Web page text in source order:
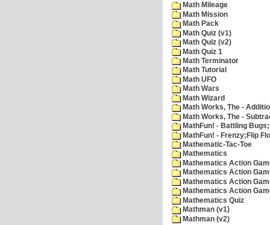
Math Mileage
Math Mission
Math Pack
Math Quiz (v1)
Math Quiz (v2)
Math Quiz 1
Math Terminator
Math Tutorial
Math UFO
Math Wars
Math Wizard
Math Works, The -
Math Works, The -
MathFun! - Battling
MathFun! - Frenzy;Flip
Mathematic-Tac-Toe
Mathematics
Mathematics Action
Mathematics Action
Mathematics Action
Mathematics Action
Mathematics Quiz
Mathman (v1)
Mathman (v2)